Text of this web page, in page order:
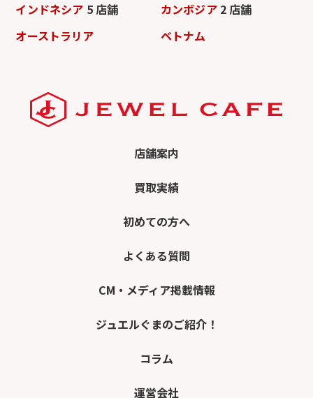
インドネシア 5 店舗 カンボジア 2 店舗
オーストラリア
ベトナム
店舗案内
買取実績
初めての方へ
よくある質問
CM・メディア掲載情報
ジュエルぐまのご紹介！
コラム
運営会社